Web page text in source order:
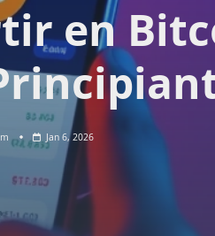
en
Jan 6, 2026